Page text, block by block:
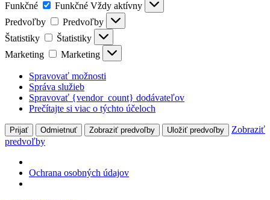
Funkčné
Funkčné Vždy aktívny
Predvoľby
Predvoľby
Štatistiky
Štatistiky
Marketing
Marketing
Spravovať možnosti
Správa služieb
Spravovať {vendor_count} dodávateľov
Prečítajte si viac o týchto účeloch
Prijať Odmietnuť Zobraziť predvoľby Uložiť predvoľby
Zobraziť
predvoľby
Ochrana osobných údajov